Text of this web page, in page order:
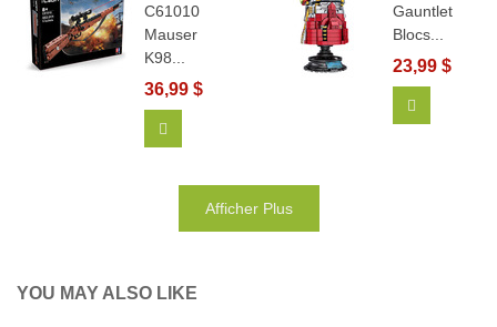
C61010
Mauser
K98...
36,99 $
Gauntlet
Blocs...
23,99 $
Afficher Plus
YOU MAY ALSO LIKE